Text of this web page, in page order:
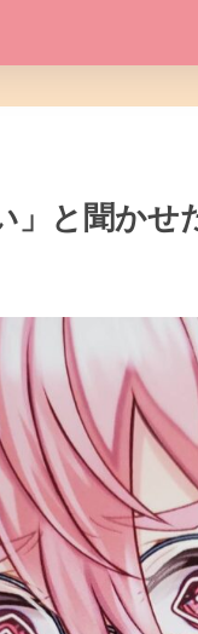
」と聞かせ